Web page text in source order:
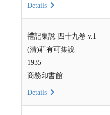
Details
禮記集說 四十九卷 v.1
(清)莊有可集說
1935
商務印書館
Details